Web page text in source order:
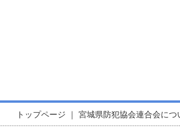
トップページ ｜ 宮城県防犯協会連合会につ